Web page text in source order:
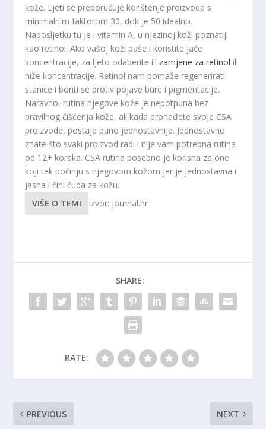
kože. Ljeti se preporučuje korištenje proizvoda s
minimalnim faktorom 30, dok je 50 idealno.
Naposljetku tu je i vitamin A, u njezinoj koži poznatiji
kao retinol. Ako vašoj koži paše i koristite jače
koncentracije, za ljeto odaberite ili zamjene za retinol ili
niže koncentracije. Retinol nam pomaže regenerirati
stanice i boriti se protiv pojave bure i pigmentacije.
Naravno, rutina njegove kože je nepotpuna bez
pravilnog čišćenja kože, ali kada pronađete svoje CSA
proizvode, postaje puno jednostavnije. Jednostavno
znate što svaki proizvod radi i nije vam potrebna rutina
od 12+ koraka. CSA rutina posebno je korisna za one
koji tek počinju s njegovom kožom jer je jednostavna i
jasna i čini čuda za kožu.
VIŠE O TEMI
Izvor: Journal.hr
SHARE:
RATE:
PREVIOUS NEXT